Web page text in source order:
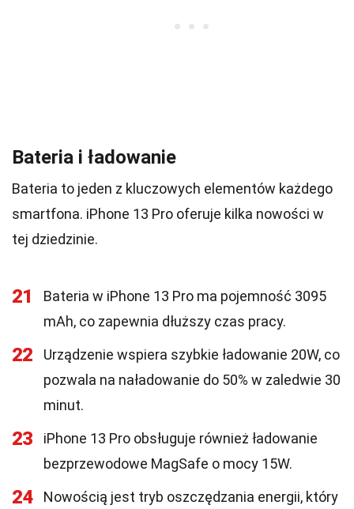
Bateria i ładowanie
Bateria to jeden z kluczowych elementów każdego
smartfona. iPhone 13 Pro oferuje kilka nowości w
tej dziedzinie.
21
Bateria w iPhone 13 Pro ma pojemność 3095
mAh, co zapewnia dłuższy czas pracy.
22
Urządzenie wspiera szybkie ładowanie 20W, co
pozwala na naładowanie do 50% w zaledwie 30
minut.
23
iPhone 13 Pro obsługuje również ładowanie
bezprzewodowe MagSafe o mocy 15W.
24
Nowością jest tryb oszczędzania energii, który